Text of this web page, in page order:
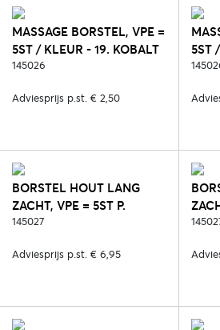
MASSAGE BORSTEL, VPE =
5ST / KLEUR - 19. KOBALT
145026
Adviesprijs p.st. € 2,50
5ST
BORSTEL HOUT LANG
ZACHT, VPE = 5ST P.
KLEUR - 2. ZWART
145027
Adviesprijs p.st. € 6,95